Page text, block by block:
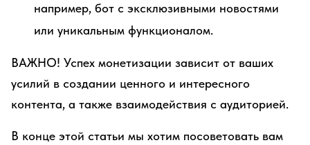
например, бот с эксклюзивными новостями
или уникальным функционалом.
ВАЖНО! Успех монетизации зависит от ваших
усилий в создании ценного и интересного
контента, а также взаимодействия с аудиторией.
В конце этой статьи мы хотим посоветовать вам